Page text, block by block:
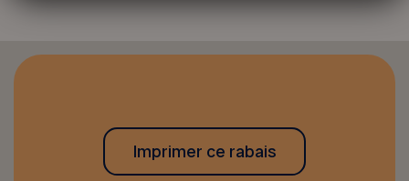
Imprimer ce rabais